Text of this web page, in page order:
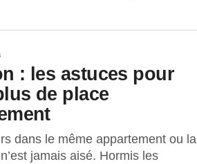
: les astuces pour
de place
dans le même appartement ou la
jamais aisé. Hormis les